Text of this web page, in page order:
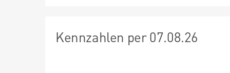
Kennzahlen per 07.08.26